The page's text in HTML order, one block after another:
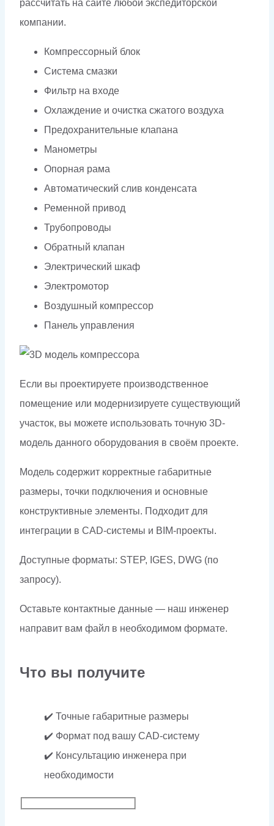
рассчитать на сайте любой экспедиторской
компании.
Компрессорный блок
Система смазки
Фильтр на входе
Охлаждение и очистка сжатого воздуха
Предохранительные клапана
Манометры
Опорная рама
Автоматический слив конденсата
Ременной привод
Трубопроводы
Обратный клапан
Электрический шкаф
Электромотор
Воздушный компрессор
Панель управления
Если вы проектируете производственное
помещение или модернизируете существующий
участок, вы можете использовать точную 3D-
модель данного оборудования в своём проекте.
Модель содержит корректные габаритные
размеры, точки подключения и основные
конструктивные элементы. Подходит для
интеграции в CAD-системы и BIM-проекты.
Доступные форматы: STEP, IGES, DWG (по
запросу).
Оставьте контактные данные — наш инженер
направит вам файл в необходимом формате.
Что вы получите
✔️ Точные габаритные размеры
✔️ Формат под вашу CAD-систему
✔️ Консультацию инженера при
необходимости